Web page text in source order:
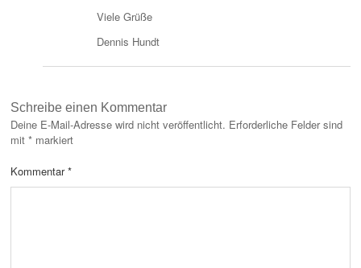
Viele Grüße
Dennis Hundt
Schreibe einen Kommentar
Deine E-Mail-Adresse wird nicht veröffentlicht. Erforderliche Felder sind
mit * markiert
Kommentar*